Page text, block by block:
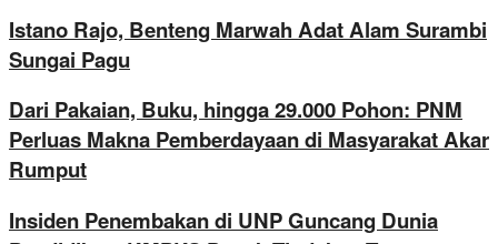
Istano Rajo, Benteng Marwah Adat Alam Surambi
Sungai Pagu
Dari Pakaian, Buku, hingga 29.000 Pohon: PNM
Perluas Makna Pemberdayaan di Masyarakat Akar
Rumput
Insiden Penembakan di UNP Guncang Dunia